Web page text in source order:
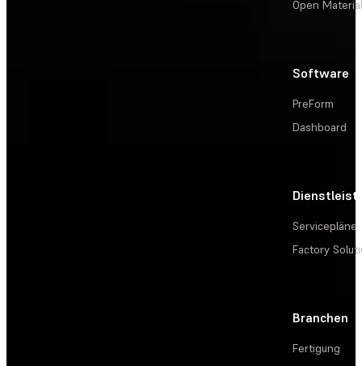
Open
Software
PreForm
Dashboard
Servicepläne
Factory
Branchen
Fertigung